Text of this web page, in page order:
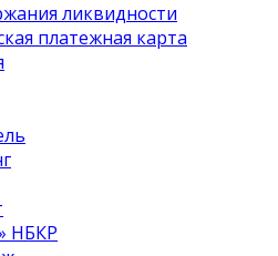
ликвидности
платежная карта
НБКР